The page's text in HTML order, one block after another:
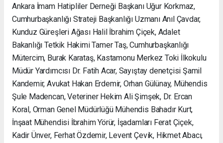
Ankara İmam Hatipliler Derneği Başkanı Uğur Korkmaz,
Cumhurbaşkanlığı Strateji Başkanlığı Uzmanı Anıl Çavdar,
Kunduz Güreşleri Ağası Halil İbrahim Çiçek, Adalet
Bakanlığı Tetkik Hakimi Tamer Taş, Cumhurbaşkanlığı
Mütercim, Burak Karataş, Kastamonu Merkez Toki İlkokulu
Müdür Yardımcısı Dr. Fatih Acar, Sayıştay denetçisi Şamil
Kandemir, Avukat Hakan Erdemir, Orhan Gülünay, Mühendis
Şule Madencan, Veteriner Hekim Ali Şimşek, Dr. Ercan
Koral, Orman Genel Müdürlüğü Mühendis Bahadır Kurt,
İnşaat Mühendisi İbrahim Yörür, İşadamları Ferat Çiçek,
Kadir Ünver, Ferhat Özdemir, Levent Çevik, Hikmet Abacı,